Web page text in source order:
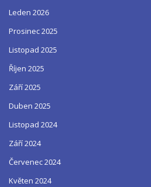
Leden 2026
Prosinec 2025
Listopad 2025
Říjen 2025
Září 2025
Duben 2025
Listopad 2024
Září 2024
Červenec 2024
Květen 2024